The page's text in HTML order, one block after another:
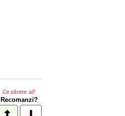
Ce părere ai?
Recomanzi?